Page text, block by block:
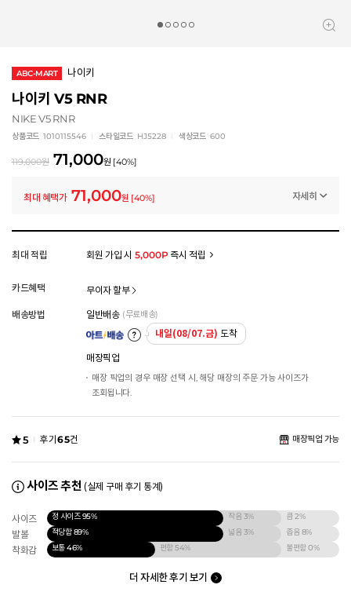
ABC-MART 나이키
나이키 V5 RNR
NIKE V5 RNR
상품코드 1010115546 스타일코드 HJ5228 색상코드 600
119,000원 71,000원 [40%]
최대 혜택가 71,000원 [40%] 자세히
모든 혜택이 적용된 금액으로, 실제 결제 금액과는 차이가 있을 수 있습니다.
최대 적립 회원 가입 시 5,000P즉시 적립
카드혜택 무이자 할부
배송방법 일반배송 (무료배송)
내일(08/07.금) 도착
매장픽업
매장 픽업의 경우 매장 선택 시, 해당 매장의 주문 가능 사이즈가
조회됩니다.
5 후기65건 매장픽업 가능
사이즈 추천 (실제 구매 후기 통계)
사이즈 정 사이즈95% 작음3% 큼2%
발볼 적당함89% 넓음3% 좁음8%
착화감 보통46% 편함 54% 불편함0%
더 자세한 후기 보기